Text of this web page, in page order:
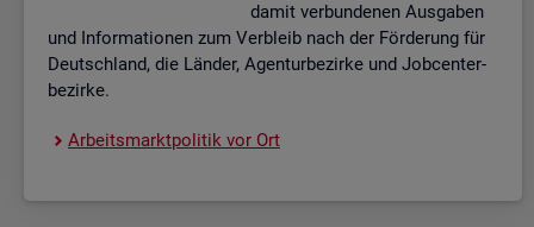
damit ver­bun­de­nen Aus­ga­ben
und In­for­ma­tio­nen zum Ver­bleib nach der För­de­rung für
Deutsch­land, die Län­der, Agen­tur­be­zir­ke und Job­cent­er­
be­zir­ke.
Ar­beits­markt­po­li­tik vor Ort